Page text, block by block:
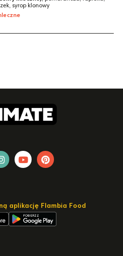
syrop klonowy
aplikację Flambia Food